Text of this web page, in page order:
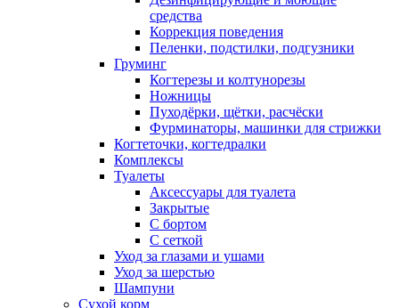
средства
Коррекция поведения
Пеленки, подстилки, подгузники
Груминг
Когтерезы и колтунорезы
Ножницы
Пуходёрки, щётки, расчёски
Фурминаторы, машинки для стрижки
Когтеточки, когтедралки
Комплексы
Туалеты
Аксессуары для туалета
Закрытые
С бортом
С сеткой
Уход за глазами и ушами
Уход за шерстью
Шампуни
Сухой корм